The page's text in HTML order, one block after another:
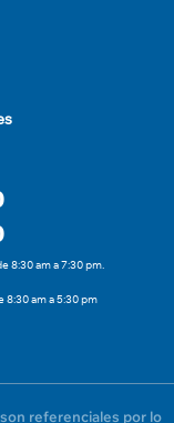
8:30 am a 7:30 pm.
8:30 am a 5:30 pm
referenciales por lo